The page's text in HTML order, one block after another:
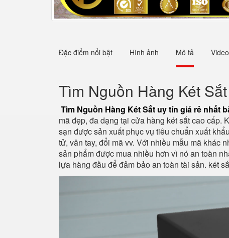
Đặc điểm nổi bật Hình ảnh Mô tả Video
Tìm Nguồn Hàng Két
Tìm Nguồn Hàng Két Sắt uy tín giá rẻ nhất
mã đẹp, đa dạng tại cửa hàng két sắt cao cấp.
sạn được sản xuất phục vụ tiêu chuẩn xuất
tử, vân tay, đổi mã vv. Với nhiều mẫu mã khác
sản phẩm được mua nhiều hơn vì nó an toàn
lựa hàng đầu để đảm bảo an toàn tài sản. két